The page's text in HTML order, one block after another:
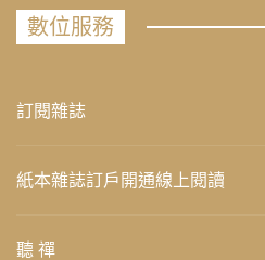
數位服務
訂閱雜誌
紙本雜誌訂戶開通線上閱讀
聽 禪